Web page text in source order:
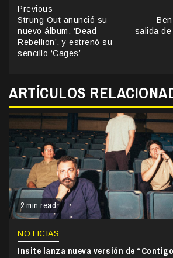
Continue
Reading
Previous
Strung Out anunció su
nuevo álbum, ‘Dead
Rebellion’, y estrenó su
sencillo ‘Cages’
salida de
ARTÍCULOS
2 min read
NOTICIAS
Insite lanza nueva versión de